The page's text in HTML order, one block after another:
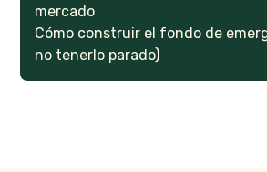
mercado
Cómo construir el fondo de
no tenerlo parado)